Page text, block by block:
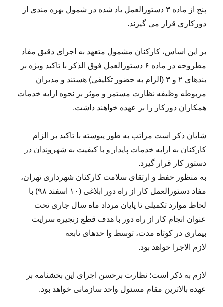
پنج از ماده ۳ دستورالعمل یاد شده در شمول بهره مندی از
دورکاری قرار می گیرند.
بر این اساس، کارکنان مشمول متعهد به اجرای دقیق مفاد
مطروحه در ماده ۶ دستورالعمل فوق الذکر با تاکید ویژه بر
بندهای ۲ و ۳ (الزام به حضور تکلیفی) هستند و مدیران
مربوطه وظیفه نظارت مستمر و موثر بر نحوه ارایه خدمات
همکاران دورکار را بر عهده خواهند داشت.
شایان ذکر است مراتب به طور پیوسته با تاکید بر الزام
کارکنان به ارایه خدمات پایدار و با کیفیت به شهروندان در
دستور کار قرار گیرد.
به منظور حفظ و ارتقای سلامت کارکنان شهرداری تهران،
مفاد دستورالعمل کار از راه دور ابلاغی (۱۰ اسفند ۹۸) با
لحاظ موارد تکمیلی تا پایان مرداد ماه سال جاری تحت
عنوان انجام کار از راه دور با هدف قطع زنجیره سرایت
بیماری در کوتاه مدت، توسط وا حدهای تابعه
لازم الاجرا خواهد بود.
لازم به ذکر است؛ نظارت برحسن اجرای این بخشنامه بر
عهده بالاترین مقام مسئول واحد سازمانی خواهد بود.